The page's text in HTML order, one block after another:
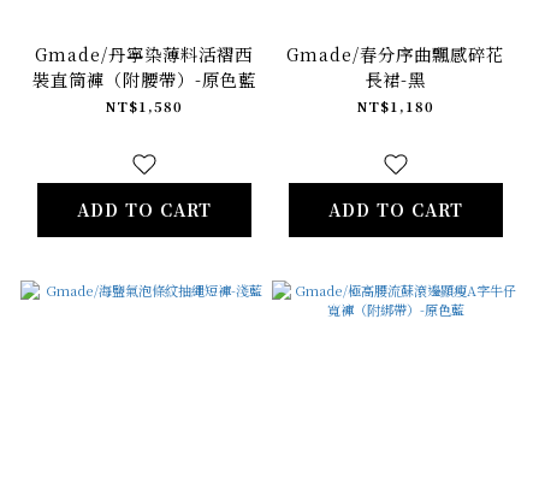
Gmade/丹寧染薄料活褶西
裝直筒褲（附腰帶）-原色藍
NT$1,580
ADD TO CART
Gmade/春分序曲飄感碎花
長裙-黑
NT$1,180
ADD TO CART